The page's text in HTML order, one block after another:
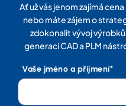
Ať už vás jenom zajímá
nebo máte zájem o
zdokonalit vývoj
generaci CAD a PLM
Vaše jméno a příjmení*